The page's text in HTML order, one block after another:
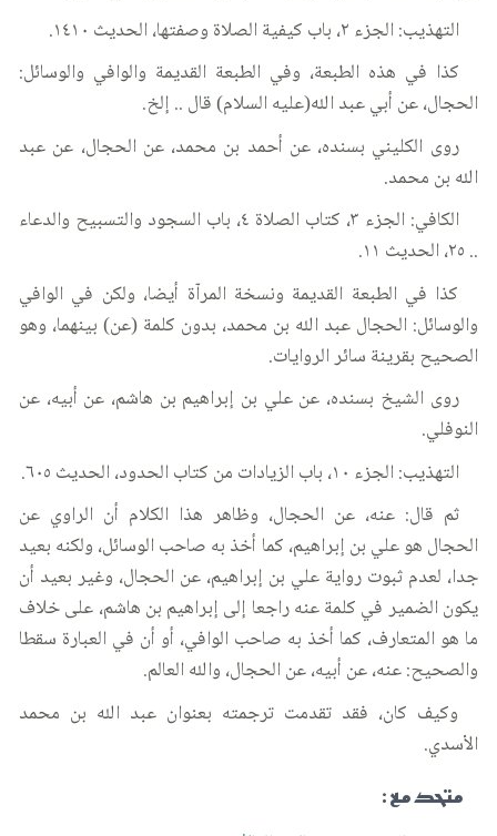
التهذيب: الجزء ٢، باب كيفية الصلاة وصفتها، الحديث ١٤١٠.
كذا في هذه الطبعة، وفي الطبعة القديمة والوافي والوسائل:
الحجال، عن أبي عبد الله(عليه السلام) قال .. إلخ.
روى الكليني بسنده، عن أحمد بن محمد، عن الحجال، عن عبد
الله بن محمد.
الكافي: الجزء ٣، كتاب الصلاة ٤، باب السجود والتسبيح والدعاء
.. ٢٥، الحديث ١١.
كذا في الطبعة القديمة ونسخة المرآة أيضا، ولكن في الوافي
والوسائل: الحجال عبد الله بن محمد، بدون كلمة (عن) بينهما، وهو
الصحيح بقرينة سائر الروايات.
روى الشيخ بسنده، عن علي بن إبراهيم بن هاشم، عن أبيه، عن
النوفلي.
التهذيب: الجزء ١٠، باب الزيادات من كتاب الحدود، الحديث ٦٠٥.
ثم قال: عنه، عن الحجال، وظاهر هذا الكلام أن الراوي عن
الحجال هو علي بن إبراهيم، كما أخذ به صاحب الوسائل، ولكنه بعيد
جدا، لعدم ثبوت رواية علي بن إبراهيم، عن الحجال، وغير بعيد أن
يكون الضمير في كلمة عنه راجعا إلى إبراهيم بن هاشم، على خلاف
ما هو المتعارف، كما أخذ به صاحب الوافي، أو أن في العبارة سقطا
والصحيح: عنه، عن أبيه، عن الحجال، والله العالم.
وكيف كان، فقد تقدمت ترجمته بعنوان عبد الله بن محمد
الأسدي.
متحد مع :